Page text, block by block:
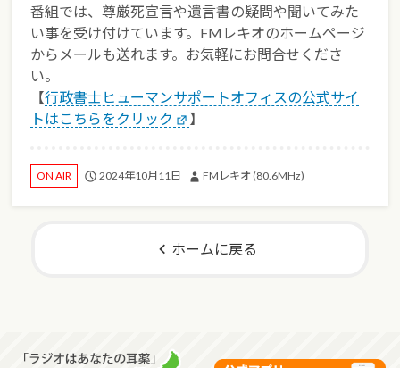
番組では、尊厳死宣言や遺言書の疑問や聞いてみた
い事を受け付けています。FMレキオのホームページ
からメールも送れます。お気軽にお問合せくださ
い。
【行政書士ヒューマンサポートオフィスの公式サイ
トはこちらをクリック
】
ON AIR 2024年10月11日 FMレキオ (80.6MHz)
ホームに戻る